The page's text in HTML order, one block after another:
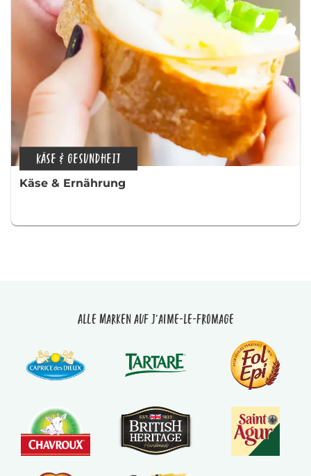
KÄSE & GESUNDHEIT
Käse & Ernährung
Alle Marken auf J'aime-le-fromage